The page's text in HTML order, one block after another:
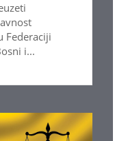
Federaciji
i...